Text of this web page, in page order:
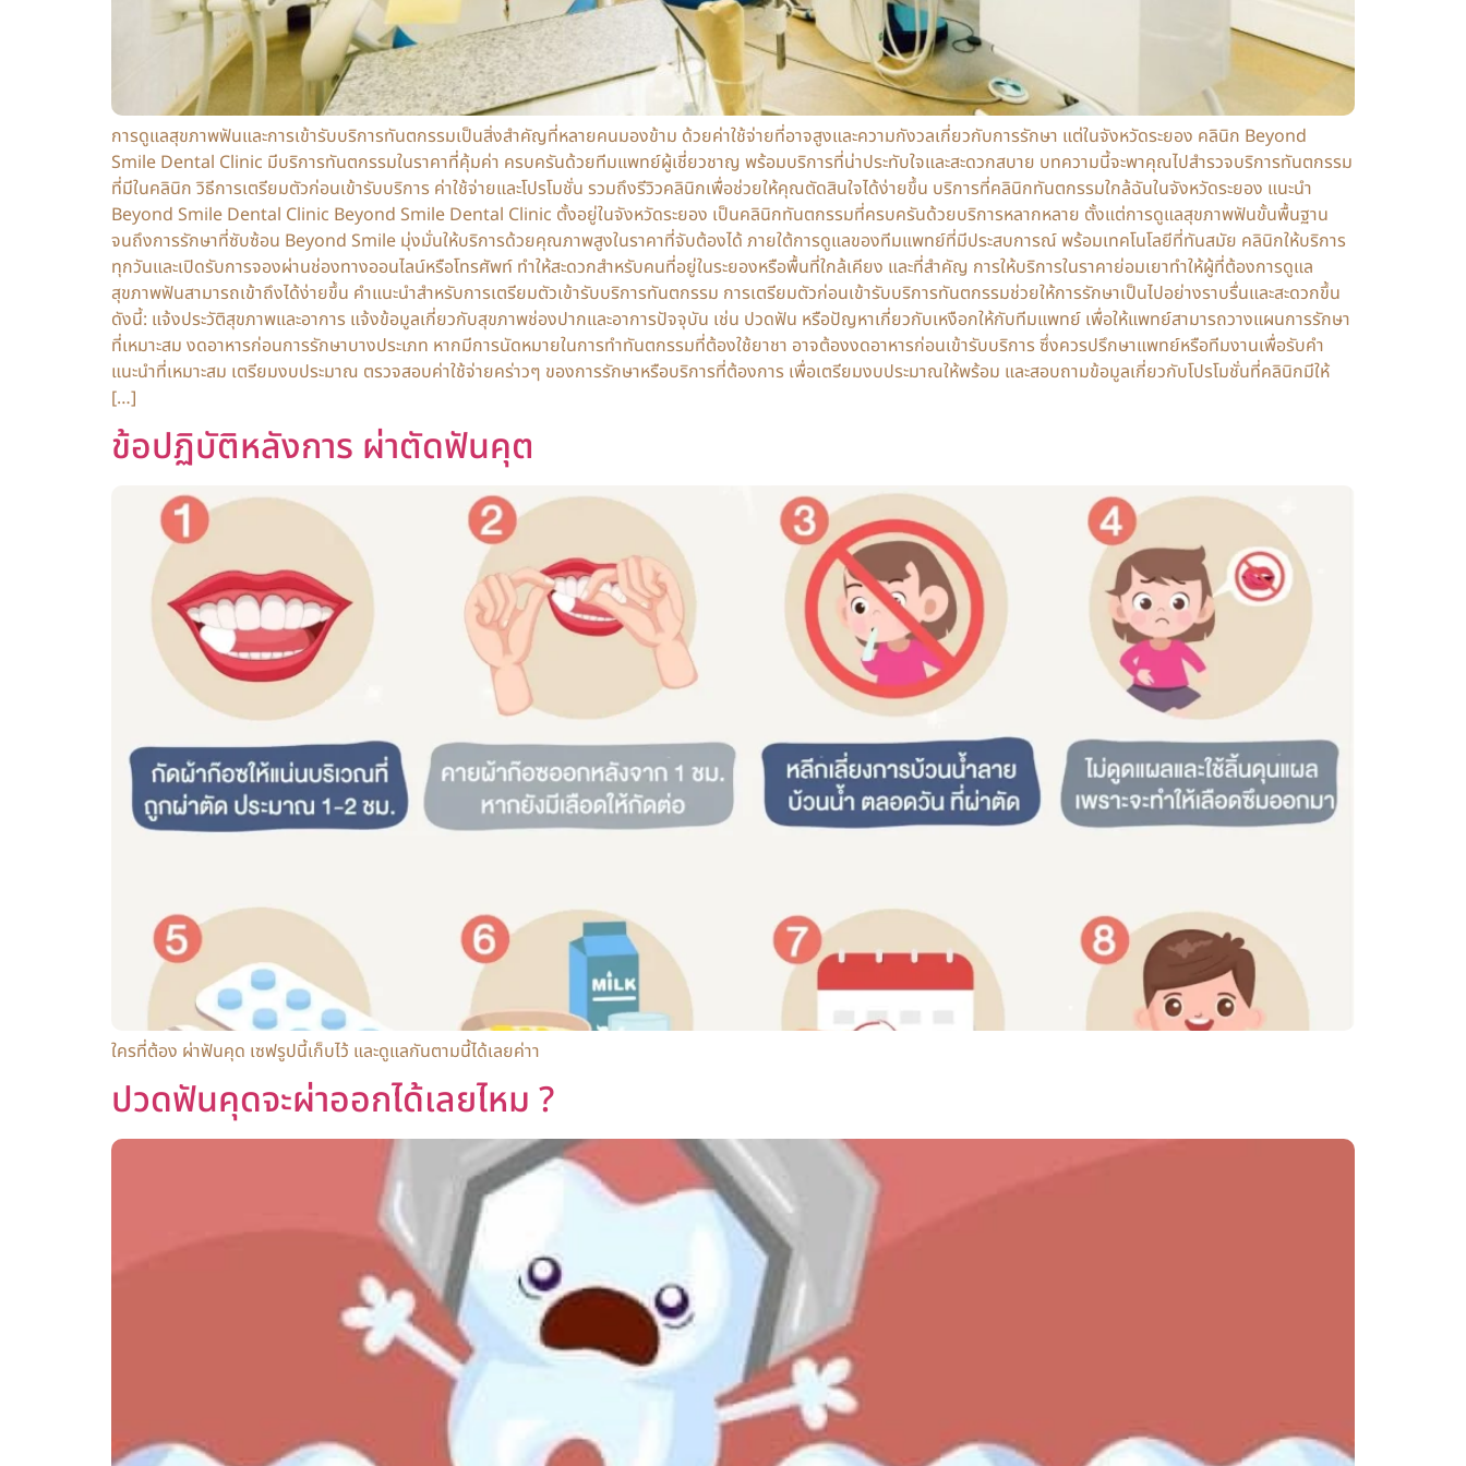
การดูแลสุขภาพฟันและการเข้ารับบริการทันตกรรมเป็นสิ่งสำคัญที่หลายคนมองข้าม ด้วยค่าใช้จ่ายที่อาจสูงและความกังวลเกี่ยวกับการรักษา แต่ในจังหวัดระยอง คลินิก Beyond
Smile Dental Clinic มีบริการทันตกรรมในราคาที่คุ้มค่า ครบครันด้วยทีมแพทย์ผู้เชี่ยวชาญ พร้อมบริการที่น่าประทับใจและสะดวกสบาย บทความนี้จะพาคุณไปสำรวจบริการทันตกรรม
ที่มีในคลินิก วิธีการเตรียมตัวก่อนเข้ารับบริการ ค่าใช้จ่ายและโปรโมชั่น รวมถึงรีวิวคลินิกเพื่อช่วยให้คุณตัดสินใจได้ง่ายขึ้น บริการที่คลินิกทันตกรรมใกล้ฉันในจังหวัดระยอง แนะนำ
Beyond Smile Dental Clinic Beyond Smile Dental Clinic ตั้งอยู่ในจังหวัดระยอง เป็นคลินิกทันตกรรมที่ครบครันด้วยบริการหลากหลาย ตั้งแต่การดูแลสุขภาพฟันขั้นพื้นฐาน
จนถึงการรักษาที่ซับซ้อน Beyond Smile มุ่งมั่นให้บริการด้วยคุณภาพสูงในราคาที่จับต้องได้ ภายใต้การดูแลของทีมแพทย์ที่มีประสบการณ์ พร้อมเทคโนโลยีที่ทันสมัย คลินิกให้บริการ
ทุกวันและเปิดรับการจองผ่านช่องทางออนไลน์หรือโทรศัพท์ ทำให้สะดวกสำหรับคนที่อยู่ในระยองหรือพื้นที่ใกล้เคียง และที่สำคัญ การให้บริการในราคาย่อมเยาทำให้ผู้ที่ต้องการดูแล
สุขภาพฟันสามารถเข้าถึงได้ง่ายขึ้น คำแนะนำสำหรับการเตรียมตัวเข้ารับบริการทันตกรรม การเตรียมตัวก่อนเข้ารับบริการทันตกรรมช่วยให้การรักษาเป็นไปอย่างราบรื่นและสะดวกขึ้น
ดังนี้: แจ้งประวัติสุขภาพและอาการ แจ้งข้อมูลเกี่ยวกับสุขภาพช่องปากและอาการปัจจุบัน เช่น ปวดฟัน หรือปัญหาเกี่ยวกับเหงือกให้กับทีมแพทย์ เพื่อให้แพทย์สามารถวางแผนการรักษา
ที่เหมาะสม งดอาหารก่อนการรักษาบางประเภท หากมีการนัดหมายในการทำทันตกรรมที่ต้องใช้ยาชา อาจต้องงดอาหารก่อนเข้ารับบริการ ซึ่งควรปรึกษาแพทย์หรือทีมงานเพื่อรับคำ
แนะนำที่เหมาะสม เตรียมงบประมาณ ตรวจสอบค่าใช้จ่ายคร่าวๆ ของการรักษาหรือบริการที่ต้องการ เพื่อเตรียมงบประมาณให้พร้อม และสอบถามข้อมูลเกี่ยวกับโปรโมชั่นที่คลินิกมีให้
[…]
ข้อปฏิบัติหลังการ ผ่าตัดฟันคุต
ใครที่ต้อง ผ่าฟันคุด เซฟรูปนี้เก็บไว้ และดูแลกันตามนี้ได้เลยค่าา
ปวดฟันคุดจะผ่าออกได้เลยไหม ?